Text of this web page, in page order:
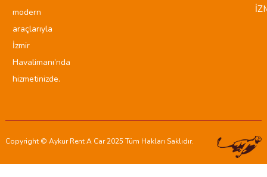
modern
araçlarıyla
İzmir
Havalimanı’nda
hizmetinizde.
Copyright © Aykur Rent A Car 2025 Tüm Hakları Saklıdır.